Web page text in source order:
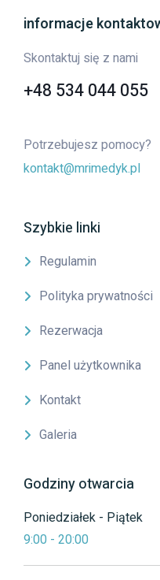
informacje
Skontaktuj się z nami
+48 534 044 055
Potrzebujesz pomocy?
kontakt@mrimedyk.pl
Szybkie linki
Regulamin
Polityka prywatności
Rezerwacja
Panel użytkownika
Kontakt
Galeria
Godziny otwarcia
Poniedziałek - Piątek
9:00 - 20:00